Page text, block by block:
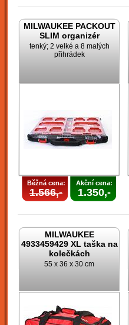
MILWAUKEE PACKOUT
SLIM organizér
tenký; 2 velké a 8 malých
přihrádek
Běžná cena:
1.566,-
Akční cena:
1.350,-
MILWAUKEE
4933459429 XL taška na
kolečkách
55 x 36 x 30 cm